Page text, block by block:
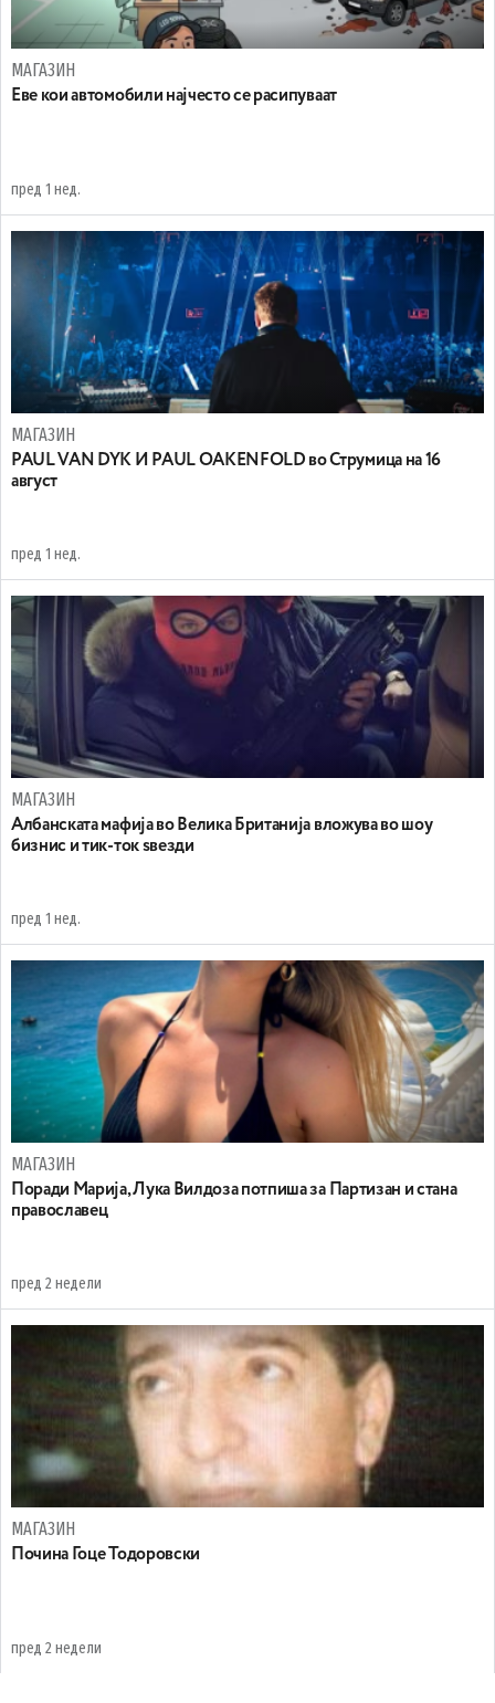
МАГАЗИН
Еве кои автомобили најчесто се расипуваат
пред 1 нед.
МАГАЗИН
PAUL VAN DYK И PAUL OAKENFOLD во Струмица на 16
август
пред 1 нед.
МАГАЗИН
Aлбанската мафија во Велика Британија вложува во шоу
бизнис и тик-ток ѕвезди
пред 1 нед.
МАГАЗИН
Поради Марија, Лука Вилдоза потпиша за Партизан и стана
православец
пред 2 недели
МАГАЗИН
Почина Гоце Тодоровски
пред 2 недели